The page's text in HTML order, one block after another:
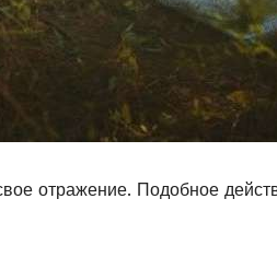
отражение. Подобное